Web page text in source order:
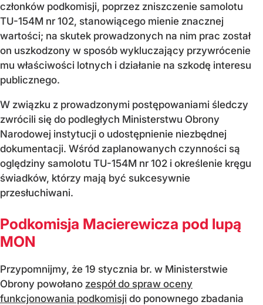
członków podkomisji, poprzez zniszczenie samolotu
TU-154M nr 102, stanowiącego mienie znacznej
wartości; na skutek prowadzonych na nim prac został
on uszkodzony w sposób wykluczający przywrócenie
mu właściwości lotnych i działanie na szkodę interesu
publicznego.
W związku z prowadzonymi postępowaniami śledczy
zwrócili się do podległych Ministerstwu Obrony
Narodowej instytucji o udostępnienie niezbędnej
dokumentacji. Wśród zaplanowanych czynności są
oględziny samolotu TU-154M nr 102 i określenie kręgu
świadków, którzy mają być sukcesywnie
przesłuchiwani.
Podkomisja Macierewicza pod lupą
MON
Przypomnijmy, że 19 stycznia br. w Ministerstwie
Obrony powołano zespół do spraw oceny
funkcjonowania podkomisji do ponownego zbadania